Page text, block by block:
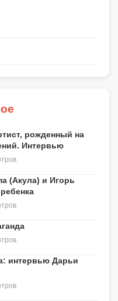
рожденный на
Интервью
(Акула) и Игорь
интервью Дарьи